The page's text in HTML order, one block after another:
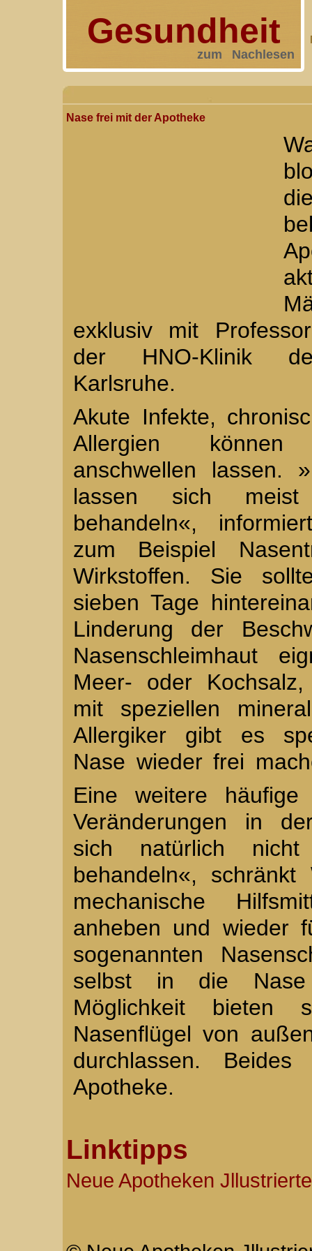
Gesundheit
zum Nachlesen
Nase frei mit der Apotheke
exklusiv mit
der HNO-Klinik
Karlsruhe.
Akute Infekte,
Allergien können
anschwellen lassen.
lassen sich
behandeln«,
zum Beispiel
Wirkstoffen. Sie
sieben Tage
Linderung der
Nasenschleimhaut
Meer- oder
mit speziellen
Allergiker gibt es
Nase wieder frei
Eine weitere häufige
Veränderungen in
sich natürlich
behandeln«,
mechanische
anheben und wieder
sogenannten
selbst in die Nase
Möglichkeit bieten
Nasenflügel von
durchlassen.
Apotheke.
Linktipps
Neue Apotheken Jllustrierte